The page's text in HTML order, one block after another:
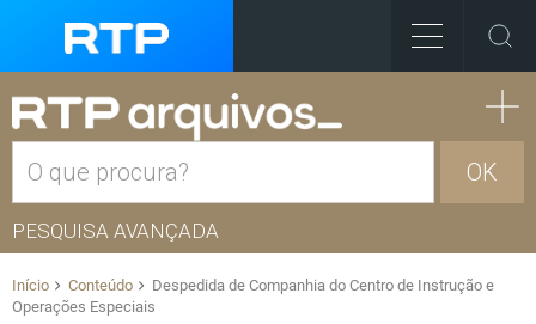
OK
PESQUISA AVANÇADA
Início Conteúdo
Despedida de Companhia do Centro de Instrução e
Operações Especiais